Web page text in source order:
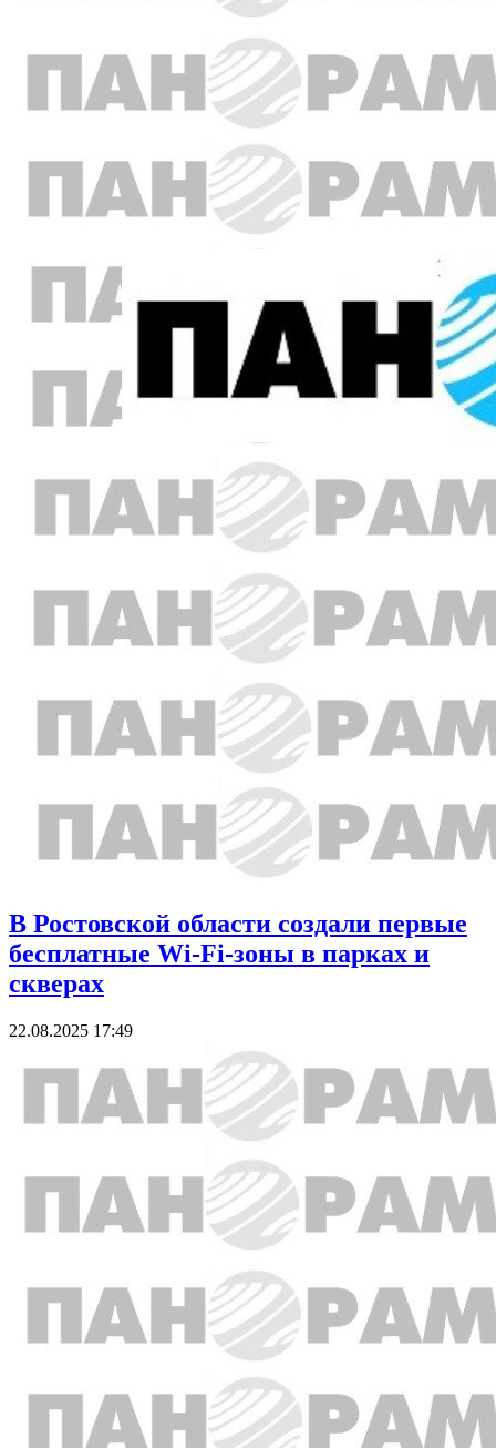
В Ростовской области создали первые
бесплатные Wi-Fi-зоны в парках и
скверах
22.08.2025 17:49